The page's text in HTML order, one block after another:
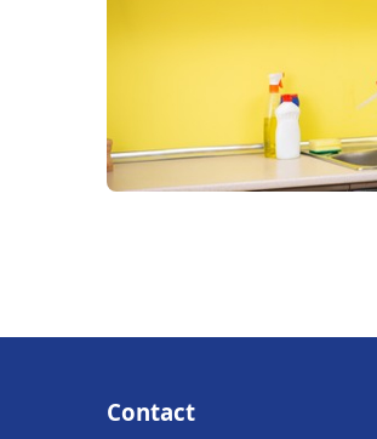
Contact